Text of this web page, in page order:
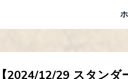
【2024/12/29 スタン